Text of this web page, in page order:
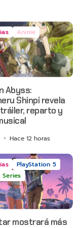
Anime
Abyss:
Shinpi revela
reparto y
Hace 12 horas
PlayStation 5
mostrará más